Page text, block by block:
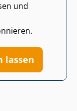
und
lassen